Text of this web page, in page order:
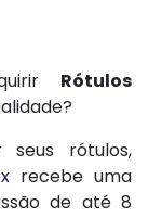
Rótulos
rótulos,
recebe uma
de até 8